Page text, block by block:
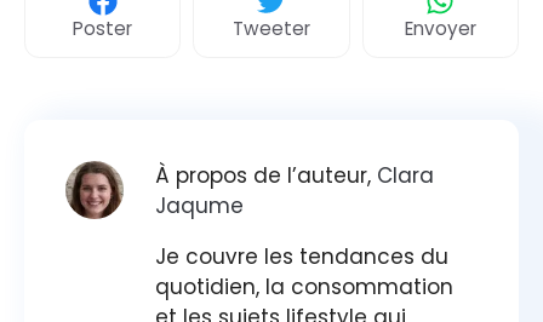
Poster Tweeter Envoyer
À propos de l’auteur, Clara
Jaqume
Je couvre les tendances du
quotidien, la consommation